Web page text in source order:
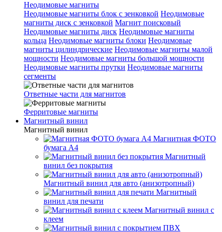
Неодимовые магниты
Неодимовые магниты блок с зенковкой Неодимовые
магниты диск с зенковкой Магнит поисковый
Неодимовые магниты диск Неодимовые магниты
кольца Неодимовые магниты блоки Неодимовые
магниты цилиндрические Неодимовые магниты малой
мощности Неодимовые магниты большой мощности
Неодимовые магниты прутки Неодимовые магниты
сегменты
Ответные части для магнитов
Ферритовые магниты
Магнитный винил
Магнитный винил
Магнитная ФОТО
бумага А4
Магнитный
винил без покрытия
Магнитный винил для авто (анизотропный)
Магнитный
винил для печати
Магнитный винил с
клеем